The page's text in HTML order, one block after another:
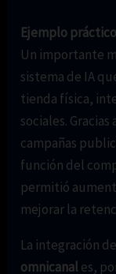
Ejemplo
Un importante
sistema de IA
tienda física,
sociales.
campañas
función del
permitió
mejorar la
La integración
omnicanales,